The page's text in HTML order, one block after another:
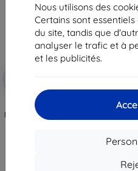
Nous utilisons des
Certains sont
du site, tandis que
analyser le trafic et à
et les publicités.
coupon
3MK Silver Protect+ Samsung
M13 4G M135 film antimicrobien à
pose humide